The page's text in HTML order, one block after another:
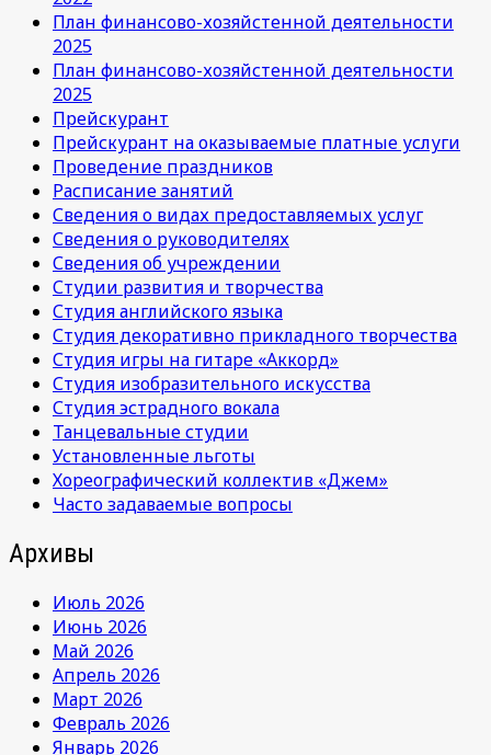
План финансово-хозяйстенной деятельности
2025
План финансово-хозяйстенной деятельности
2025
Прейскурант
Прейскурант на оказываемые платные услуги
Проведение праздников
Расписание занятий
Сведения о видах предоставляемых услуг
Сведения о руководителях
Сведения об учреждении
Студии развития и творчества
Студия английского языка
Студия декоративно прикладного творчества
Студия игры на гитаре «Аккорд»
Студия изобразительного искусства
Студия эстрадного вокала
Танцевальные студии
Установленные льготы
Хореографический коллектив «Джем»
Часто задаваемые вопросы
Архивы
Июль 2026
Июнь 2026
Май 2026
Апрель 2026
Март 2026
Февраль 2026
Январь 2026